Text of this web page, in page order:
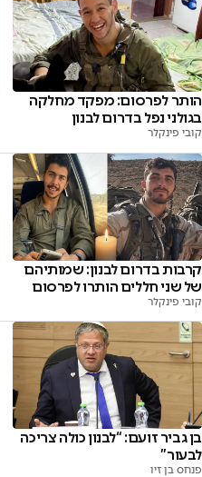
הותר לפרסום: מפקד מחלקה
בגולני נפל בדרום לבנון
קובי פינקלר
קרבות בדרום לבנון: שמותיהם
של שני חללים הותרו לפרסום
קובי פינקלר
בן גביר זועם: “לבנון כולה צריכה
לבעור”
פנחס בן זיו